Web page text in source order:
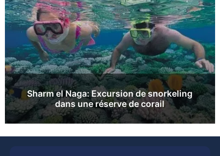
Sharm el Naga: Excursion de snorkeling
dans une réserve de corail